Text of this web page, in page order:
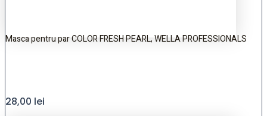
Masca pentru par COLOR FRESH PEARL, WELLA PROFESSIONALS
28,00 lei